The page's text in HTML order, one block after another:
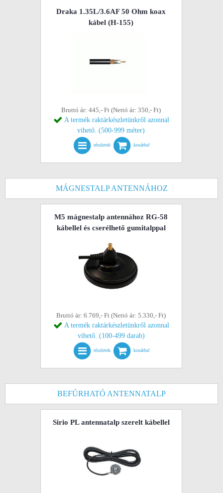
Draka 1.35L/3.6AF 50 Ohm koax
kábel (H-155)
Bruttó ár: 445,- Ft (Nettó ár: 350,- Ft)
A termék raktárkészletünkről azonnal
vihető. (500-999 méter)
részletek kosárba!
MÁGNESTALP ANTENNÁHOZ
M5 mágnestalp antennához RG-58
kábellel és cserélhető gumitalppal
Bruttó ár: 6.769,- Ft (Nettó ár: 5.330,- Ft)
A termék raktárkészletünkről azonnal
vihető. (100-499 darab)
részletek kosárba!
BEFÚRHATÓ ANTENNATALP
Sirio PL antennatalp szerelt kábellel